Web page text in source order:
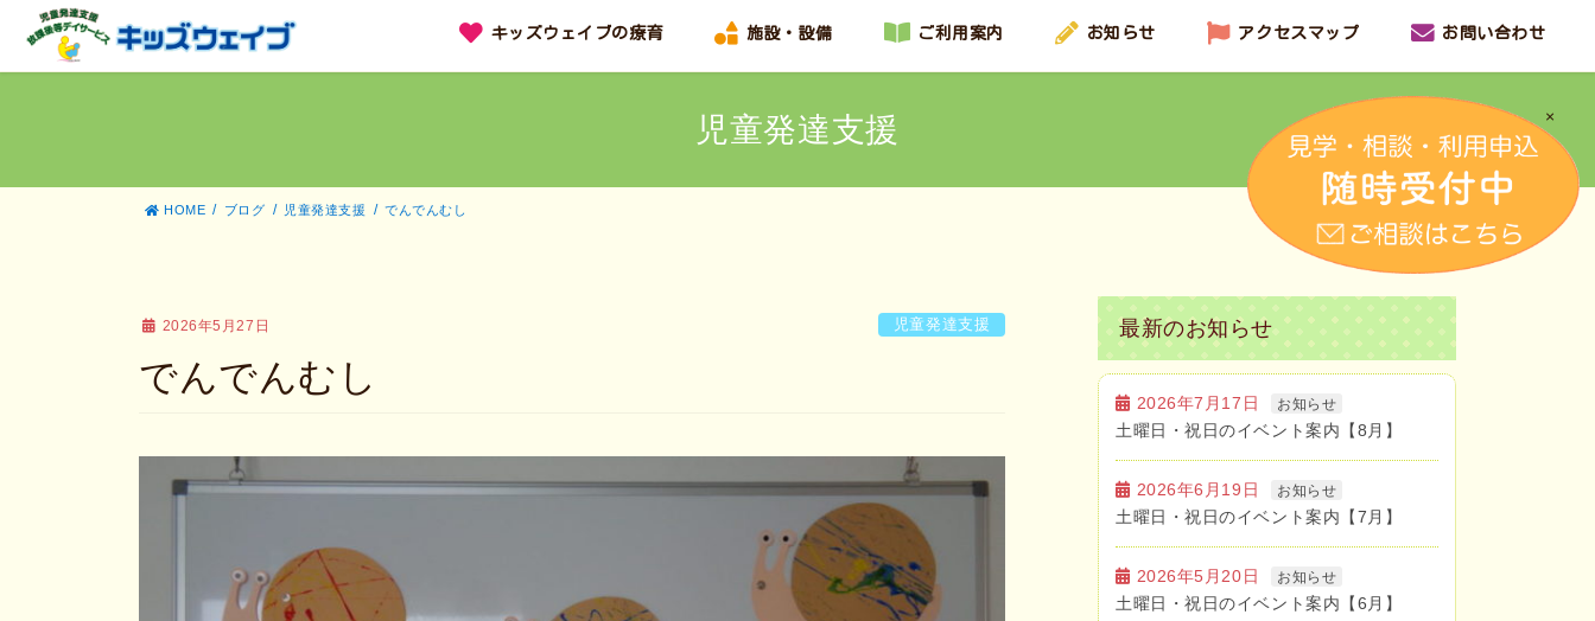
キ
に
キッズウェイブの療育 施設・設備 ご利用案内 お知らせ アクセスマップ お問い合わせ
児童発達支援
HOME ブログ 児童発達支援 でんでんむし
2026年5月27日 児童発達支援
でんでんむし
最新のお知らせ
2026年7月17日 お知らせ
土曜日・祝日のイベント案内【8月】
2026年6月19日 お知らせ
土曜日・祝日のイベント案内【7月】
2026年5月20日 お知らせ
土曜日・祝日のイベント案内【6月】
×